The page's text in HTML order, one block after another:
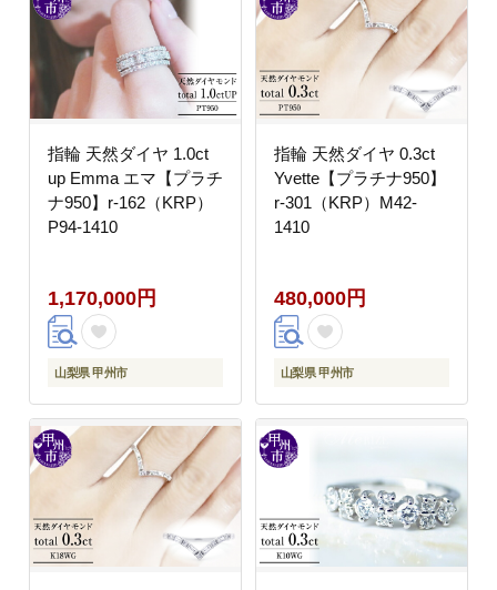
指輪 天然ダイヤ 1.0ct
up Emma エマ【プラチ
ナ950】r-162（KRP）
P94-1410
1,170,000円
山梨県 甲州市
指輪 天然ダイヤ 0.3ct
Yvette【プラチナ950】
r-301（KRP）M42-
1410
480,000円
山梨県 甲州市